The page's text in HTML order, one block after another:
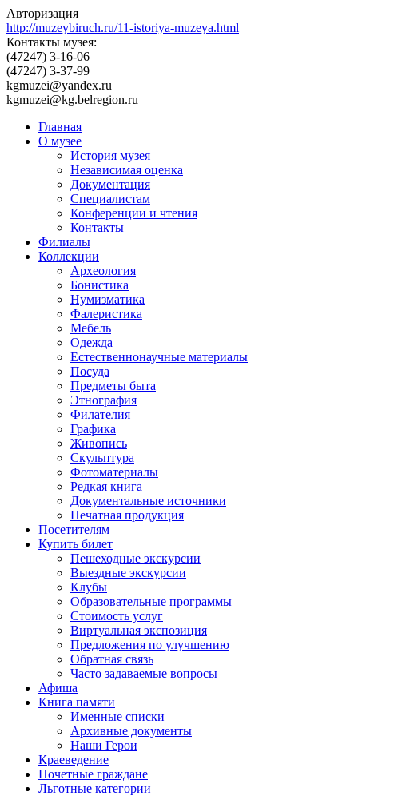
Авторизация
http://muzeybiruch.ru/11-istoriya-muzeya.html
Контакты музея:
(47247) 3-16-06
(47247) 3-37-99
kgmuzei@yandex.ru
kgmuzei@kg.belregion.ru
Главная
О музее
История музея
Независимая оценка
Документация
Специалистам
Конференции и чтения
Контакты
Филиалы
Коллекции
Археология
Бонистика
Нумизматика
Фалеристика
Мебель
Одежда
Естественнонаучные материалы
Посуда
Предметы быта
Этнография
Филателия
Графика
Живопись
Скульптура
Фотоматериалы
Редкая книга
Документальные источники
Печатная продукция
Посетителям
Купить билет
Пешеходные экскурсии
Выездные экскурсии
Клубы
Образовательные программы
Стоимость услуг
Виртуальная экспозиция
Предложения по улучшению
Обратная связь
Часто задаваемые вопросы
Афиша
Книга памяти
Именные списки
Архивные документы
Наши Герои
Краеведение
Почетные граждане
Льготные категории